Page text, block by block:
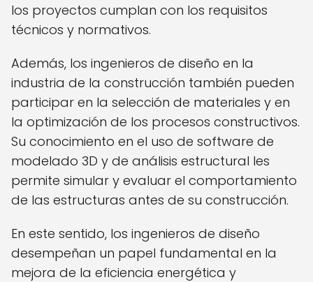
los proyectos cumplan con los requisitos
técnicos y normativos.
Además, los ingenieros de diseño en la
industria de la construcción también pueden
participar en la selección de materiales y en
la optimización de los procesos constructivos.
Su conocimiento en el uso de software de
modelado 3D y de análisis estructural les
permite simular y evaluar el comportamiento
de las estructuras antes de su construcción.
En este sentido, los ingenieros de diseño
desempeñan un papel fundamental en la
mejora de la eficiencia energética y